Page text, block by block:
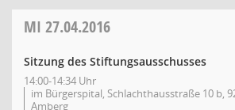
MI 27.04.2016
Sitzung des Stiftungsausschusses
14:00-14:34 Uhr
im Bürgerspital, Schlachthausstraße 10 b,
Amberg